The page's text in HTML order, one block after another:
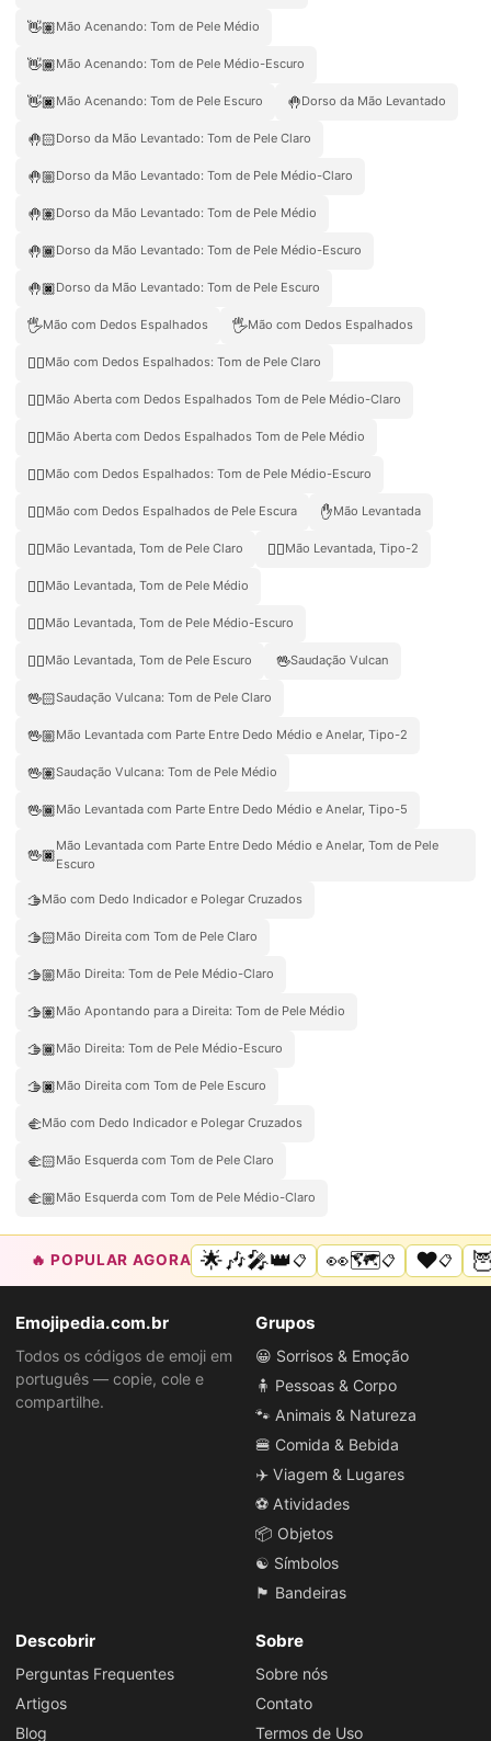
👋🏽Mão Acenando: Tom de Pele Médio
👋🏾Mão Acenando: Tom de Pele Médio-Escuro
👋🏿Mão Acenando: Tom de Pele Escuro 🤚Dorso da Mão Levantado
🤚🏻Dorso da Mão Levantado: Tom de Pele Claro
🤚🏼Dorso da Mão Levantado: Tom de Pele Médio-Claro
🤚🏽Dorso da Mão Levantado: Tom de Pele Médio
🤚🏾Dorso da Mão Levantado: Tom de Pele Médio-Escuro
🤚🏿Dorso da Mão Levantado: Tom de Pele Escuro
🖐️Mão com Dedos Espalhados 🖐Mão com Dedos Espalhados
🖐🏻Mão com Dedos Espalhados: Tom de Pele Claro
🖐🏼Mão Aberta com Dedos Espalhados Tom de Pele Médio-Claro
🖐🏽Mão Aberta com Dedos Espalhados Tom de Pele Médio
🖐🏾Mão com Dedos Espalhados: Tom de Pele Médio-Escuro
🖐🏿Mão com Dedos Espalhados de Pele Escura ✋Mão Levantada
✋🏻Mão Levantada, Tom de Pele Claro ✋🏼Mão Levantada, Tipo-2
✋🏽Mão Levantada, Tom de Pele Médio
✋🏾Mão Levantada, Tom de Pele Médio-Escuro
✋🏿Mão Levantada, Tom de Pele Escuro 🖖Saudação Vulcan
🖖🏻Saudação Vulcana: Tom de Pele Claro
🖖🏼Mão Levantada com Parte Entre Dedo Médio e Anelar, Tipo-2
🖖🏽Saudação Vulcana: Tom de Pele Médio
🖖🏾Mão Levantada com Parte Entre Dedo Médio e Anelar, Tipo-5
🖖🏿
Mão Levantada com Parte Entre Dedo Médio e Anelar, Tom de Pele
Escuro
🫱Mão com Dedo Indicador e Polegar Cruzados
🫱🏻Mão Direita com Tom de Pele Claro
🫱🏼Mão Direita: Tom de Pele Médio-Claro
🫱🏽Mão Apontando para a Direita: Tom de Pele Médio
🫱🏾Mão Direita: Tom de Pele Médio-Escuro
🫱🏿Mão Direita com Tom de Pele Escuro
🫲Mão com Dedo Indicador e Polegar Cruzados
🫲🏻Mão Esquerda com Tom de Pele Claro
🫲🏼Mão Esquerda com Tom de Pele Médio-Claro
🔥 POPULAR AGORA 🌟🎶🎤👑📋 👀🗺️📋 ❤️📋
Emojipedia.com.br
Todos os códigos de emoji em
português — copie, cole e
compartilhe.
Grupos
😀 Sorrisos & Emoção
🧍 Pessoas & Corpo
🐾 Animais & Natureza
🍔 Comida & Bebida
✈️ Viagem & Lugares
⚽ Atividades
📦 Objetos
☯️ Símbolos
🏴 Bandeiras
Descobrir
Perguntas Frequentes
Artigos
Blog
Sobre
Sobre nós
Contato
Termos de Uso